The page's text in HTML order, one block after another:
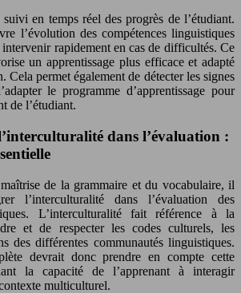
en temps réel des progrès de l’étudiant.
l’évolution des compétences linguistiques
rapidement en cas de difficultés. Ce
un apprentissage plus efficace et adapté
Cela permet également de détecter les signes
le programme d’apprentissage pour
de l’étudiant.
dans l’évaluation :
de la grammaire et du vocabulaire, il
l’interculturalité dans l’évaluation des
L’interculturalité fait référence à la
et de respecter les codes culturels, les
des différentes communautés linguistiques.
devrait donc prendre en compte cette
la capacité de l’apprenant à interagir
multiculturel.